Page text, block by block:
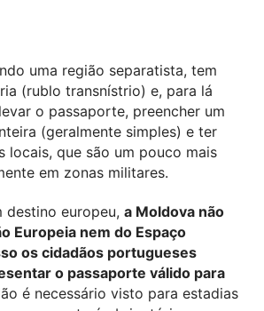
uma região separatista, tem
(rublo transnístrio) e, para lá
o passaporte, preencher um
(geralmente simples) e ter
locais, que são um pouco mais
em zonas militares.
destino europeu, a Moldova não
Europeia nem do Espaço
os cidadãos portugueses
o passaporte válido para
é necessário visto para estadias